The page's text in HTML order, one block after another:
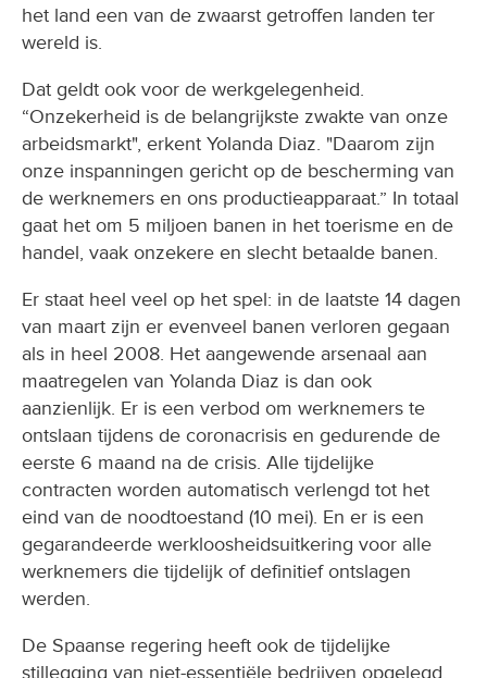
het land een van de zwaarst getroffen landen ter
wereld is.
Dat geldt ook voor de werkgelegenheid.
“Onzekerheid is de belangrijkste zwakte van onze
arbeidsmarkt", erkent Yolanda Diaz. "Daarom zijn
onze inspanningen gericht op de bescherming van
de werknemers en ons productieapparaat.” In totaal
gaat het om 5 miljoen banen in het toerisme en de
handel, vaak onzekere en slecht betaalde banen.
Er staat heel veel op het spel: in de laatste 14 dagen
van maart zijn er evenveel banen verloren gegaan
als in heel 2008. Het aangewende arsenaal aan
maatregelen van Yolanda Diaz is dan ook
aanzienlijk. Er is een verbod om werknemers te
ontslaan tijdens de coronacrisis en gedurende de
eerste 6 maand na de crisis. Alle tijdelijke
contracten worden automatisch verlengd tot het
eind van de noodtoestand (10 mei). En er is een
gegarandeerde werkloosheidsuitkering voor alle
werknemers die tijdelijk of definitief ontslagen
werden.
De Spaanse regering heeft ook de tijdelijke
stillegging van niet-essentiële bedrijven opgelegd,